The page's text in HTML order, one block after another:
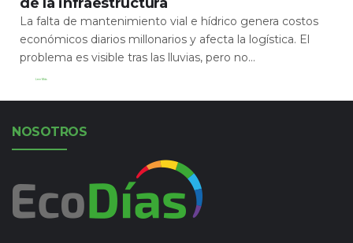
La falta de mantenimiento vial e hídrico genera costos
económicos diarios millonarios y afecta la logística. El
problema es visible tras las lluvias, pero no...
Leer Más
NOSOTROS